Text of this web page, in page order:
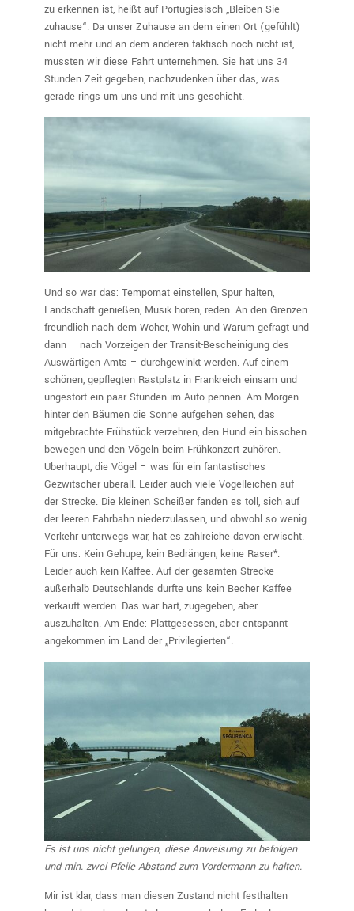
zu erkennen ist, heißt auf Portugiesisch „Bleiben Sie
zuhause“. Da unser Zuhause an dem einen Ort (gefühlt)
nicht mehr und an dem anderen faktisch noch nicht ist,
mussten wir diese Fahrt unternehmen. Sie hat uns 34
Stunden Zeit gegeben, nachzudenken über das, was
gerade rings um uns und mit uns geschieht.
Und so war das: Tempomat einstellen, Spur halten,
Landschaft genießen, Musik hören, reden. An den Grenzen
freundlich nach dem Woher, Wohin und Warum gefragt und
dann – nach Vorzeigen der Transit-Bescheinigung des
Auswärtigen Amts – durchgewinkt werden. Auf einem
schönen, gepflegten Rastplatz in Frankreich einsam und
ungestört ein paar Stunden im Auto pennen. Am Morgen
hinter den Bäumen die Sonne aufgehen sehen, das
mitgebrachte Frühstück verzehren, den Hund ein bisschen
bewegen und den Vögeln beim Frühkonzert zuhören.
Überhaupt, die Vögel – was für ein fantastisches
Gezwitscher überall. Leider auch viele Vogelleichen auf
der Strecke. Die kleinen Scheißer fanden es toll, sich auf
der leeren Fahrbahn niederzulassen, und obwohl so wenig
Verkehr unterwegs war, hat es zahlreiche davon erwischt.
Für uns: Kein Gehupe, kein Bedrängen, keine Raser*.
Leider auch kein Kaffee. Auf der gesamten Strecke
außerhalb Deutschlands durfte uns kein Becher Kaffee
verkauft werden. Das war hart, zugegeben, aber
auszuhalten. Am Ende: Plattgesessen, aber entspannt
angekommen im Land der „Privilegierten“.
Es ist uns nicht gelungen, diese Anweisung zu befolgen
und min. zwei Pfeile Abstand zum Vordermann zu halten.
Mir ist klar, dass man diesen Zustand nicht festhalten